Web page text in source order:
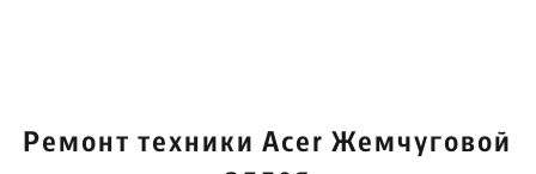
Ремонт техники Acer Жемчуговой